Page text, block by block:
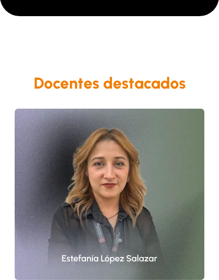
Docentes destacados
Estefanía López Salazar
Doctoranda en Ciencias Humanas y
Sociales
Es investigadora asociada Minciencias,
escritora y docente. Ha ocupado cargos
en la Rama Judicial y el sector privado,
además de dirigir clínicas jurídicas y
procesos de investigación, aportando al
derecho penal y a la creación literaria.